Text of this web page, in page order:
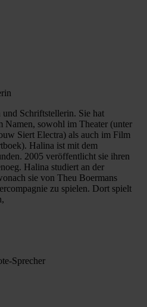
Schriftstellerin. Sie hat
Namen, sowohl im Theater (unter
Siert Electra) als auch im Film
Halina ist mit dem
2005 veröffentlicht sie ihren
Halina studiert an der
sie von Theu Boermans
zu spielen. Dort spielt
Sprecher